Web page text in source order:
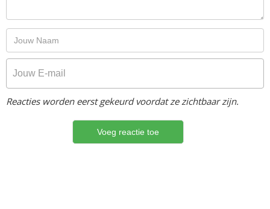
Reacties worden eerst gekeurd voordat ze zichtbaar zijn.